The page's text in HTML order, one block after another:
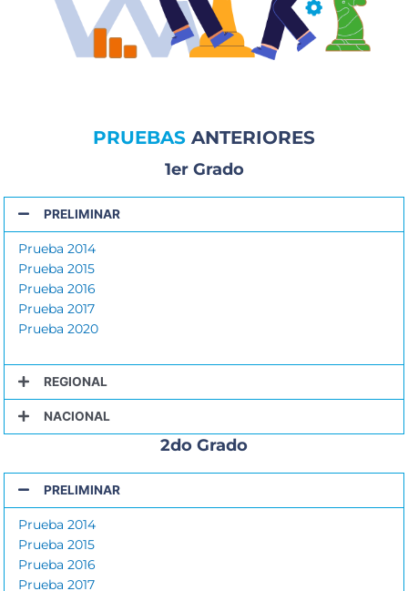
PRUEBAS ANTERIORES
1er Grado
PRELIMINAR
Prueba 2014
Prueba 2015
Prueba 2016
Prueba 2017
Prueba 2020
REGIONAL
NACIONAL
2do Grado
PRELIMINAR
Prueba 2014
Prueba 2015
Prueba 2016
Prueba 2017